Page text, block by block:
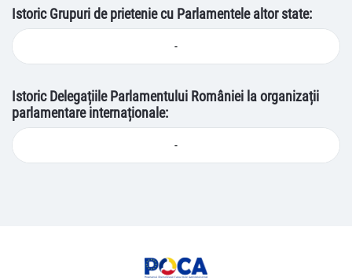
Istoric Grupuri de prietenie cu Parlamentele altor state:
-
Istoric Delegațiile Parlamentului României la organizații
parlamentare internaționale:
-